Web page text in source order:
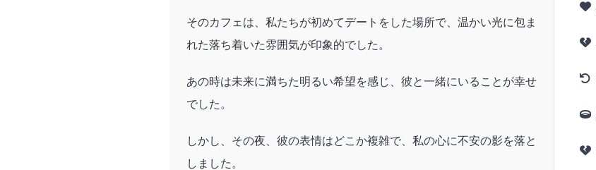
そのカフェは、私たちが初めてデートをした場所で、温かい光に包ま
れた落ち着いた雰囲気が印象的でした。
あの時は未来に満ちた明るい希望を感じ、彼と一緒にいることが幸せ
でした。
しかし、その夜、彼の表情はどこか複雑で、私の心に不安の影を落と
しました。